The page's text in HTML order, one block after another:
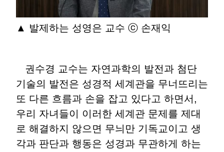
▲ 발제하는 성영은 교수 ⓒ 손재익
권수경 교수는 자연과학의 발전과 첨단
기술의 발전은 성경적 세계관을 무너뜨리는
또 다른 흐름과 손을 잡고 있다고 하면서,
우리 자녀들이 이러한 세계관 문제를 제대
로 해결하지 않으면 무늬만 기독교이고 생
각과 판단과 행동은 성경과 무관하게 하는